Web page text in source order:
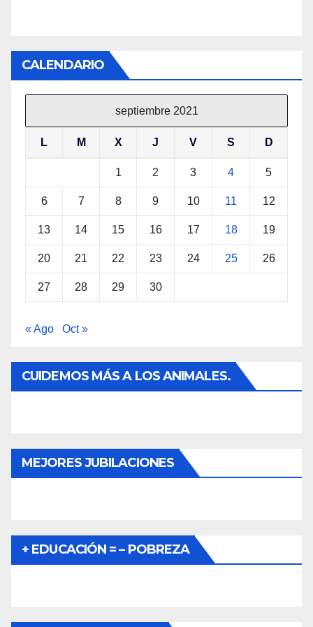
CALENDARIO
septiembre 2021
L M X J V S D
1 2 3 4 5
6 7 8 9 10 11 12
13 14 15 16 17 18 19
20 21 22 23 24 25 26
27 28 29 30
« Ago Oct »
CUIDEMOS MÁS A LOS ANIMALES.
MEJORES JUBILACIONES
+ EDUCACIÓN = – POBREZA